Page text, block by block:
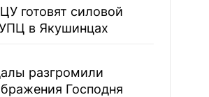
готовят силовой
в Якушинцах
разгромили
Господня